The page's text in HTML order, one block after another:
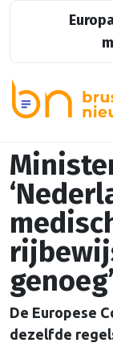
genoeg’
De Europese
dezelfde